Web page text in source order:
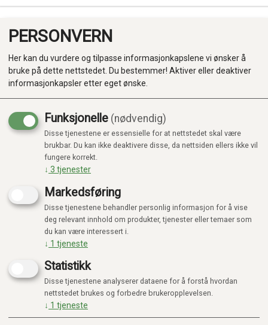
Produkter
Kategorier
PERSONVERN
Her kan du vurdere og tilpasse informasjonkapslene vi ønsker å
bruke på dette nettstedet. Du bestemmer! Aktiver eller deaktiver
informasjonkapsler etter eget ønske.
Funksjonelle (nødvendig)
Disse tjenestene er essensielle for at nettstedet skal være
brukbar. Du kan ikke deaktivere disse, da nettsiden ellers ikke vil
fungere korrekt.
↓ 3 tjenester
Markedsføring
Disse tjenestene behandler personlig informasjon for å vise
deg relevant innhold om produkter, tjenester eller temaer som
du kan være interessert i.
↓ 1 tjeneste
Statistikk
Disse tjenestene analyserer dataene for å forstå hvordan
nettstedet brukes og forbedre brukeropplevelsen.
↓ 1 tjeneste